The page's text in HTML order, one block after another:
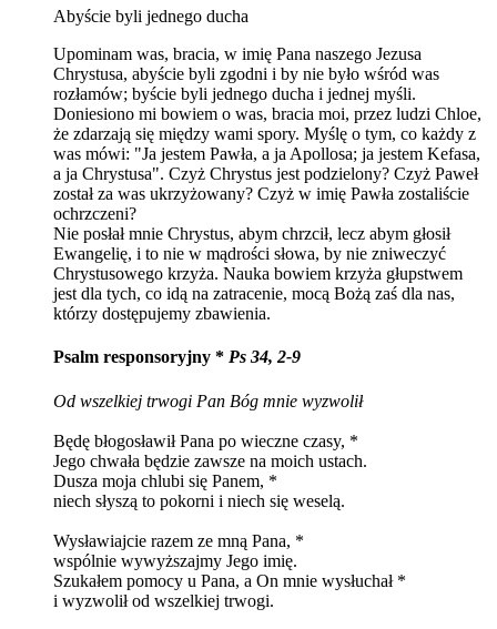
Abyście byli jednego ducha
Upominam was, bracia, w imię Pana naszego Jezusa
Chrystusa, abyście byli zgodni i by nie było wśród was
rozłamów; byście byli jednego ducha i jednej myśli.
Doniesiono mi bowiem o was, bracia moi, przez ludzi Chloe,
że zdarzają się między wami spory. Myślę o tym, co każdy z
was mówi: "Ja jestem Pawła, a ja Apollosa; ja jestem Kefasa,
a ja Chrystusa". Czyż Chrystus jest podzielony? Czyż Paweł
został za was ukrzyżowany? Czyż w imię Pawła zostaliście
ochrzczeni?
Nie posłał mnie Chrystus, abym chrzcił, lecz abym głosił
Ewangelię, i to nie w mądrości słowa, by nie zniweczyć
Chrystusowego krzyża. Nauka bowiem krzyża głupstwem
jest dla tych, co idą na zatracenie, mocą Bożą zaś dla nas,
którzy dostępujemy zbawienia.
Psalm responsoryjny * Ps 34, 2-9
Od wszelkiej trwogi Pan Bóg mnie wyzwolił
Będę błogosławił Pana po wieczne czasy, *
Jego chwała będzie zawsze na moich ustach.
Dusza moja chlubi się Panem, *
niech słyszą to pokorni i niech się weselą.
Wysławiajcie razem ze mną Pana, *
wspólnie wywyższajmy Jego imię.
Szukałem pomocy u Pana, a On mnie wysłuchał *
i wyzwolił od wszelkiej trwogi.